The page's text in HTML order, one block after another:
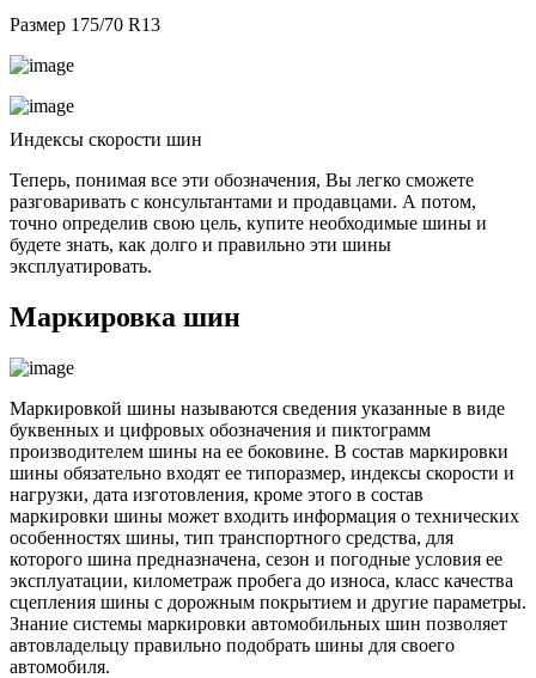
Размер 175/70 R13
Индексы скорости шин
Теперь, понимая все эти обозначения, Вы легко сможете
разговаривать с консультантами и продавцами. А потом,
точно определив свою цель, купите необходимые шины и
будете знать, как долго и правильно эти шины
эксплуатировать.
Маркировка шин
Маркировкой шины называются сведения указанные в виде
буквенных и цифровых обозначения и пиктограмм
производителем шины на ее боковине. В состав маркировки
шины обязательно входят ее типоразмер, индексы скорости и
нагрузки, дата изготовления, кроме этого в состав
маркировки шины может входить информация о технических
особенностях шины, тип транспортного средства, для
которого шина предназначена, сезон и погодные условия ее
эксплуатации, километраж пробега до износа, класс качества
сцепления шины с дорожным покрытием и другие параметры.
Знание системы маркировки автомобильных шин позволяет
автовладельцу правильно подобрать шины для своего
автомобиля.